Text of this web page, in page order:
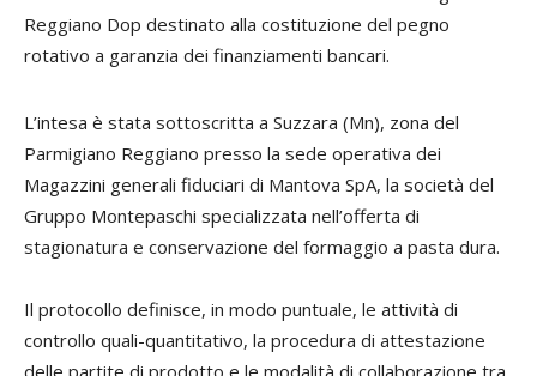
Reggiano Dop destinato alla costituzione del pegno
rotativo a garanzia dei finanziamenti bancari.
L’intesa è stata sottoscritta a Suzzara (Mn), zona del
Parmigiano Reggiano presso la sede operativa dei
Magazzini generali fiduciari di Mantova SpA, la società del
Gruppo Montepaschi specializzata nell’offerta di
stagionatura e conservazione del formaggio a pasta dura.
Il protocollo definisce, in modo puntuale, le attività di
controllo quali-quantitativo, la procedura di attestazione